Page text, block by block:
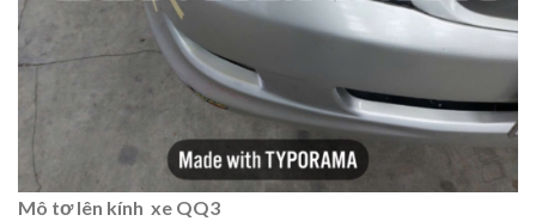
Mô tơ lên kính xe QQ3